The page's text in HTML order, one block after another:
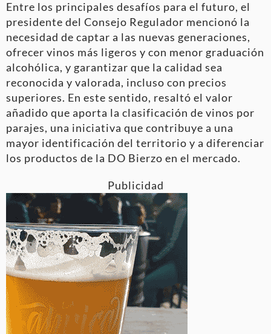
Entre los principales desafíos para el futuro, el
presidente del Consejo Regulador mencionó la
necesidad de captar a las nuevas generaciones,
ofrecer vinos más ligeros y con menor graduación
alcohólica, y garantizar que la calidad sea
reconocida y valorada, incluso con precios
superiores. En este sentido, resaltó el valor
añadido que aporta la clasificación de vinos por
parajes, una iniciativa que contribuye a una
mayor identificación del territorio y a diferenciar
los productos de la DO Bierzo en el mercado.
Publicidad